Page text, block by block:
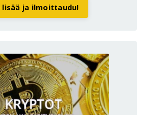
lisää ja ilmoittaudu!